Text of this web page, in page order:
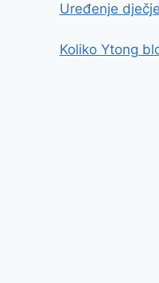
Uređenje
Koliko Ytong